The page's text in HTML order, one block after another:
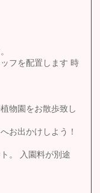
フを配置します 時
物園をお散歩致し
お出かけしよう！
。 入園料が別途